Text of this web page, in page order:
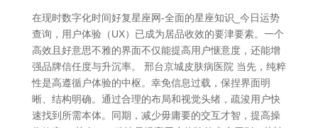
在现时数字化时间好复星座网-全面的星座知识_今日运势
查询，用户体验（UX）已成为居品收效的要津要素。一个
高效且好意思不雅的界面不仅能提高用户惬意度，还能增
强品牌信任度与升沉率。 邢台京城皮肤病医院 当先，纯粹
性是高遵循户体验的中枢。幸免信息过载，保捏界面明
晰、结构明确。通过合理的布局和视觉头绪，疏浚用户快
速找到所需本体。同期，减少毋庸要的交互才智，提高操